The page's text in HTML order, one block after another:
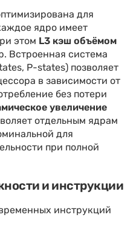
для
ядро имеет
этом L3 кэш объёмом
Встроенная система
P-states) позволяет
в зависимости от
без потери
увеличение
отдельным ядрам
для
при полной
и инструкции
инструкций